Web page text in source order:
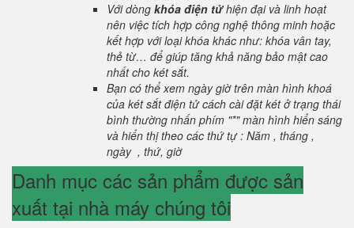
Với dòng khóa điện tửhiện đại và linh hoạt
nên việc tích hợp công nghệ thông minh hoặc
kết hợp với loại khóa khác như: khóa vân tay,
thẻ từ… để giúp tăng khả năng bảo mật cao
nhất cho két sắt.
Bạn có thể xem ngày giờ trên màn hình khoá
của két sắt điện tử cách cài đặt két ở trạng thái
bình thường nhấn phím "*" màn hình hiển sáng
và hiển thị theo các thứ tự : Năm , tháng ,
ngày , thứ, giờ
Danh mục các sản phẩm được sản
xuất tại nhà máy chúng tôi